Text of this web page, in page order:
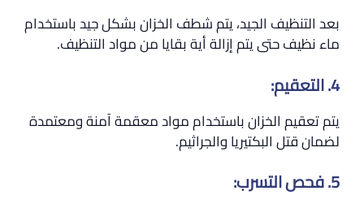
بعد التنظيف الجيد، يتم شطف الخزان بشكل جيد باستخدام
ماء نظيف حتى يتم إزالة أية بقايا من مواد التنظيف.
4. التعقيم:
يتم تعقيم الخزان باستخدام مواد معقمة آمنة ومعتمدة
لضمان قتل البكتيريا والجراثيم.
5. فحص التسرب: